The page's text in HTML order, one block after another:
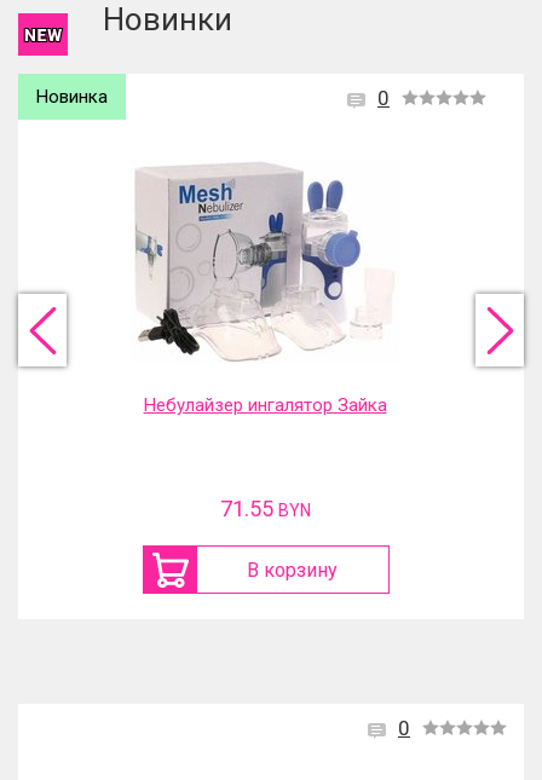
Новинки
0
Новинка
Фильтр-насадка на кран
31.13 BYN
В корзину
0